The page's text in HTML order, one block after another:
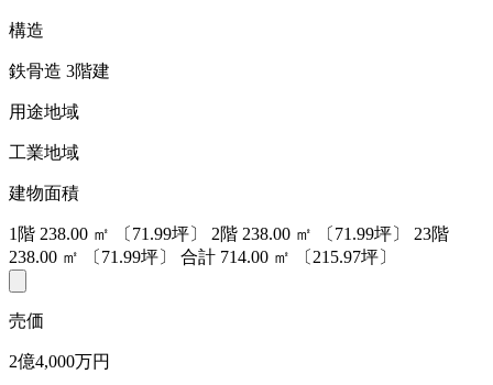
構造
鉄骨造 3階建
用途地域
工業地域
建物面積
1階 238.00 ㎡ 〔71.99坪〕 2階 238.00 ㎡ 〔71.99坪〕
23階
238.00 ㎡ 〔71.99坪〕 合計 714.00 ㎡ 〔215.97坪〕
売価
2億4,000万円